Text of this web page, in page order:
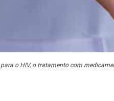
o HIV, o tratamento com